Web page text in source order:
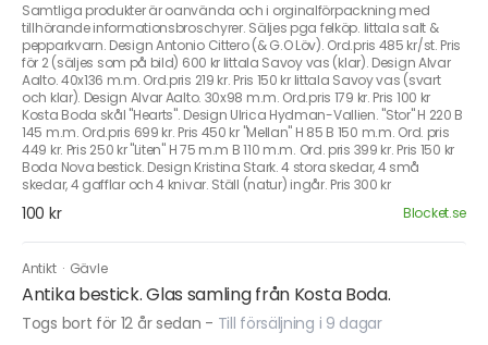
Samtliga produkter är oanvända och i orginalförpackning med
tillhörande informationsbroschyrer. Säljes pga felköp. Iittala salt &
pepparkvarn. Design Antonio Cittero (& G.O Löv). Ord.pris 485 kr/st. Pris
för 2 (säljes som på bild) 600 kr Iittala Savoy vas (klar). Design Alvar
Aalto. 40x136 m.m. Ord.pris 219 kr. Pris 150 kr Iittala Savoy vas (svart
och klar). Design Alvar Aalto. 30x98 m.m. Ord.pris 179 kr. Pris 100 kr
Kosta Boda skål "Hearts". Design Ulrica Hydman-Vallien. "Stor" H 220 B
145 m.m. Ord.pris 699 kr. Pris 450 kr "Mellan" H 85 B 150 m.m. Ord. pris
449 kr. Pris 250 kr "Liten" H 75 m.m B 110 m.m. Ord. pris 399 kr. Pris 150 kr
Boda Nova bestick. Design Kristina Stark. 4 stora skedar, 4 små
skedar, 4 gafflar och 4 knivar. Ställ (natur) ingår. Pris 300 kr
100 kr Blocket.se
Antikt · Gävle
Antika bestick. Glas samling från Kosta Boda.
Togs bort för 12 år sedan - Till försäljning i 9 dagar